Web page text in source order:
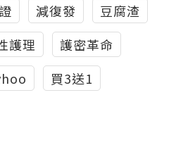
減復發
豆腐渣
護理
護密革命
買3送1